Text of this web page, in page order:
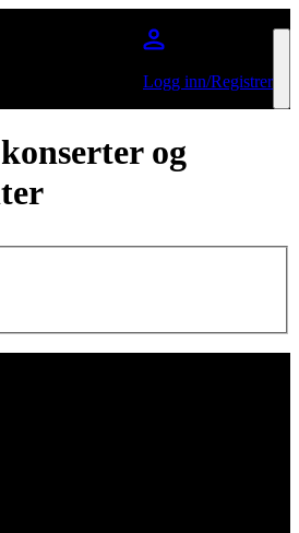
Logg inn/Registrer
og